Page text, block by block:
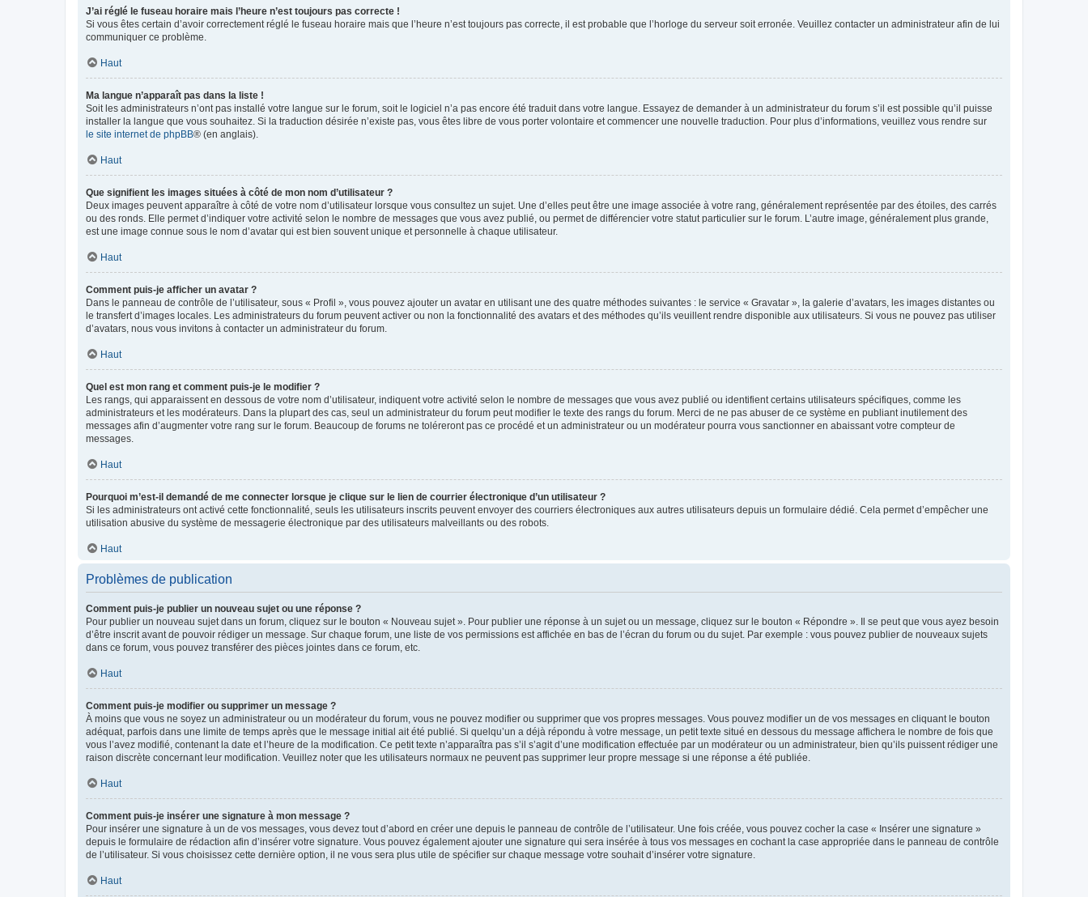
J’ai réglé le fuseau horaire mais l’heure n’est toujours pas correcte !
Si vous êtes certain d’avoir correctement réglé le fuseau horaire mais que l’heure n’est toujours pas correcte, il est probable que l’horloge du serveur soit erronée. Veuillez contacter un administrateur afin de lui
communiquer ce problème.
Haut
Ma langue n’apparaît pas dans la liste !
Soit les administrateurs n’ont pas installé votre langue sur le forum, soit le logiciel n’a pas encore été traduit dans votre langue. Essayez de demander à un administrateur du forum s’il est possible qu’il puisse
installer la langue que vous souhaitez. Si la traduction désirée n’existe pas, vous êtes libre de vous porter volontaire et commencer une nouvelle traduction. Pour plus d’informations, veuillez vous rendre sur
le site internet de phpBB® (en anglais).
Haut
Que signifient les images situées à côté de mon nom d’utilisateur ?
Deux images peuvent apparaître à côté de votre nom d’utilisateur lorsque vous consultez un sujet. Une d’elles peut être une image associée à votre rang, généralement représentée par des étoiles, des carrés
ou des ronds. Elle permet d’indiquer votre activité selon le nombre de messages que vous avez publié, ou permet de différencier votre statut particulier sur le forum. L’autre image, généralement plus grande,
est une image connue sous le nom d’avatar qui est bien souvent unique et personnelle à chaque utilisateur.
Haut
Comment puis-je afficher un avatar ?
Dans le panneau de contrôle de l’utilisateur, sous « Profil », vous pouvez ajouter un avatar en utilisant une des quatre méthodes suivantes : le service « Gravatar », la galerie d’avatars, les images distantes ou
le transfert d’images locales. Les administrateurs du forum peuvent activer ou non la fonctionnalité des avatars et des méthodes qu’ils veuillent rendre disponible aux utilisateurs. Si vous ne pouvez pas utiliser
d’avatars, nous vous invitons à contacter un administrateur du forum.
Haut
Quel est mon rang et comment puis-je le modifier ?
Les rangs, qui apparaissent en dessous de votre nom d’utilisateur, indiquent votre activité selon le nombre de messages que vous avez publié ou identifient certains utilisateurs spécifiques, comme les
administrateurs et les modérateurs. Dans la plupart des cas, seul un administrateur du forum peut modifier le texte des rangs du forum. Merci de ne pas abuser de ce système en publiant inutilement des
messages afin d’augmenter votre rang sur le forum. Beaucoup de forums ne toléreront pas ce procédé et un administrateur ou un modérateur pourra vous sanctionner en abaissant votre compteur de
messages.
Haut
Pourquoi m’est-il demandé de me connecter lorsque je clique sur le lien de courrier électronique d’un utilisateur ?
Si les administrateurs ont activé cette fonctionnalité, seuls les utilisateurs inscrits peuvent envoyer des courriers électroniques aux autres utilisateurs depuis un formulaire dédié. Cela permet d’empêcher une
utilisation abusive du système de messagerie électronique par des utilisateurs malveillants ou des robots.
Haut
Problèmes de publication
Comment puis-je publier un nouveau sujet ou une réponse ?
Pour publier un nouveau sujet dans un forum, cliquez sur le bouton « Nouveau sujet ». Pour publier une réponse à un sujet ou un message, cliquez sur le bouton « Répondre ». Il se peut que vous ayez besoin
d’être inscrit avant de pouvoir rédiger un message. Sur chaque forum, une liste de vos permissions est affichée en bas de l’écran du forum ou du sujet. Par exemple : vous pouvez publier de nouveaux sujets
dans ce forum, vous pouvez transférer des pièces jointes dans ce forum, etc.
Haut
Comment puis-je modifier ou supprimer un message ?
À moins que vous ne soyez un administrateur ou un modérateur du forum, vous ne pouvez modifier ou supprimer que vos propres messages. Vous pouvez modifier un de vos messages en cliquant le bouton
adéquat, parfois dans une limite de temps après que le message initial ait été publié. Si quelqu’un a déjà répondu à votre message, un petit texte situé en dessous du message affichera le nombre de fois que
vous l’avez modifié, contenant la date et l’heure de la modification. Ce petit texte n’apparaîtra pas s’il s’agit d’une modification effectuée par un modérateur ou un administrateur, bien qu’ils puissent rédiger une
raison discrète concernant leur modification. Veuillez noter que les utilisateurs normaux ne peuvent pas supprimer leur propre message si une réponse a été publiée.
Haut
Comment puis-je insérer une signature à mon message ?
Pour insérer une signature à un de vos messages, vous devez tout d’abord en créer une depuis le panneau de contrôle de l’utilisateur. Une fois créée, vous pouvez cocher la case « Insérer une signature »
depuis le formulaire de rédaction afin d’insérer votre signature. Vous pouvez également ajouter une signature qui sera insérée à tous vos messages en cochant la case appropriée dans le panneau de contrôle
de l’utilisateur. Si vous choisissez cette dernière option, il ne vous sera plus utile de spécifier sur chaque message votre souhait d’insérer votre signature.
Haut